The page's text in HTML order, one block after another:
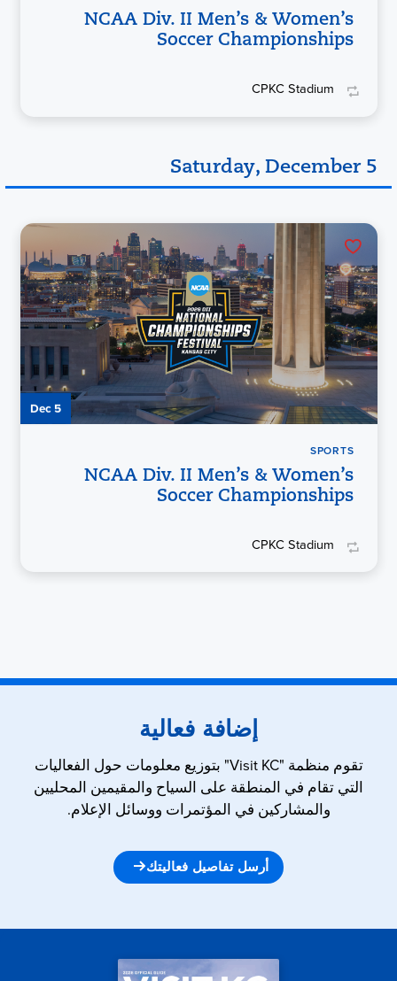
NCAA Div. II Men’s & Women’s
Soccer Championships
CPKC Stadium
Saturday, December 5
Dec 5
SPORTS
NCAA Div. II Men’s & Women’s
Soccer Championships
CPKC Stadium
إضافة فعالية
تقوم منظمة "Visit KC" بتوزيع معلومات حول الفعاليات
التي تقام في المنطقة على السياح والمقيمين المحليين
والمشاركين في المؤتمرات ووسائل الإعلام.
أرسل تفاصيل فعاليتك